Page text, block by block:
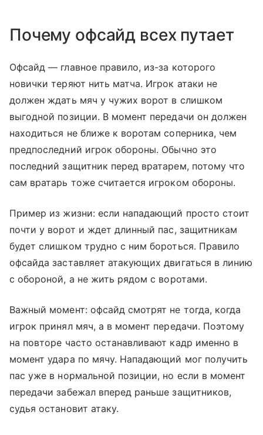
Почему офсайд всех путает
Офсайд — главное правило, из-за которого
новички теряют нить матча. Игрок атаки не
должен ждать мяч у чужих ворот в слишком
выгодной позиции. В момент передачи он должен
находиться не ближе к воротам соперника, чем
предпоследний игрок обороны. Обычно это
последний защитник перед вратарем, потому что
сам вратарь тоже считается игроком обороны.
Пример из жизни: если нападающий просто стоит
почти у ворот и ждет длинный пас, защитникам
будет слишком трудно с ним бороться. Правило
офсайда заставляет атакующих двигаться в линию
с обороной, а не жить рядом с воротами.
Важный момент: офсайд смотрят не тогда, когда
игрок принял мяч, а в момент передачи. Поэтому
на повторе часто останавливают кадр именно в
момент удара по мячу. Нападающий мог получить
пас уже в нормальной позиции, но если в момент
передачи забежал вперед раньше защитников,
судья остановит атаку.